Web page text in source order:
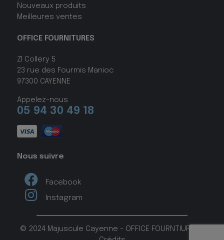
Nouveaux produits
Meilleures ventes
OFFICE FOURNITURES
ZI Collery 5
23 rue des Fourmis Manioc
97300 CAYENNE
Appelez-nous
05 94 30 49 18
Nous suivre
Facebook
Instagram
© 2024 Majuscule Cayenne - OFFICE FOURNTIURES -